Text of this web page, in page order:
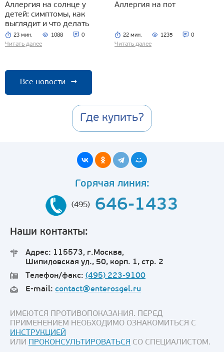
Аллергия на солнце у
детей: симптомы, как
выглядит и что делать
23 мин. 1088 0
Читать далее
Аллергия на пот
22 мин. 1235 0
Читать далее
Все новости →
Где купить?
Горячая линия:
(495) 646-1433
Наши контакты:
Адрес: 115573, г.Москва,
Шипиловская ул., 50, корп. 1, стр. 2
Телефон/факс: (495) 223-9100
E-mail: contact@enterosgel.ru
ИМЕЮТСЯ ПРОТИВОПОКАЗАНИЯ. ПЕРЕД
ПРИМЕНЕНИЕМ НЕОБХОДИМО ОЗНАКОМИТЬСЯ С
ИНСТРУКЦИЕЙ
ИЛИ ПРОКОНСУЛЬТИРОВАТЬСЯ СО СПЕЦИАЛИСТОМ.